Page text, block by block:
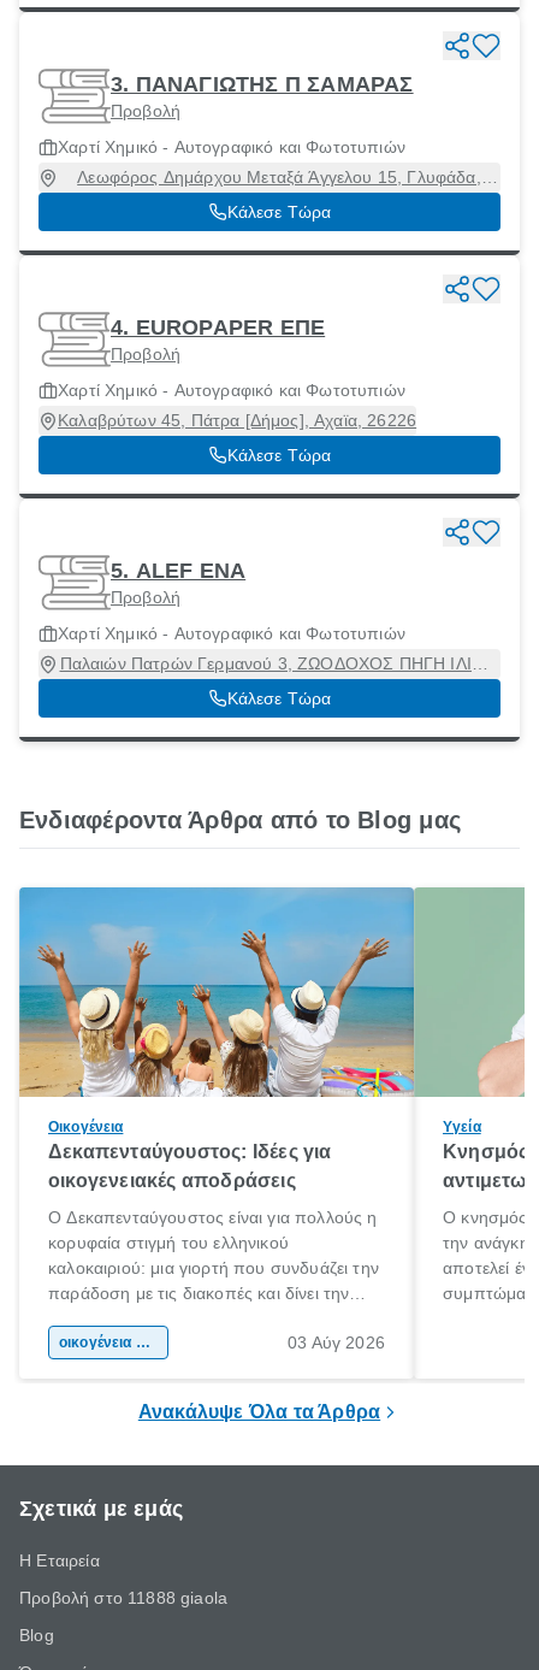
3. ΠΑΝΑΓΙΩΤΗΣ Π ΣΑΜΑΡΑΣ
Προβολή
Χαρτί Χημικό - Αυτογραφικό και Φωτοτυπιών
Λεωφόρος Δημάρχου Μεταξά Άγγελου 15, Γλυφάδα,
Αττική, 16675
Κάλεσε Τώρα
4. EUROPAPER ΕΠΕ
Προβολή
Χαρτί Χημικό - Αυτογραφικό και Φωτοτυπιών
Καλαβρύτων 45, Πάτρα [Δήμος], Αχαϊα, 26226
Κάλεσε Τώρα
5. ALEF ΕΝΑ
Προβολή
Χαρτί Χημικό - Αυτογραφικό και Φωτοτυπιών
Παλαιών Πατρών Γερμανού 3, ΖΩΟΔΟΧΟΣ ΠΗΓΗ ΙΛΙΟΥ,
Ίλιον, Αττική, 13121
Κάλεσε Τώρα
Ενδιαφέροντα Άρθρα από το Blog μας
Οικογένεια
Δεκαπενταύγουστος: Ιδέες για
οικογενειακές αποδράσεις
Ο Δεκαπενταύγουστος είναι για πολλούς η
κορυφαία στιγμή του ελληνικού
καλοκαιριού: μια γιορτή που συνδυάζει την
παράδοση με τις διακοπές και δίνει την
χώρας. Είτε πρόκειται για λίγες μέρες
οικογένεια & παιδί 03 Αύγ 2026
Υγεία
Κνησμός:
Ο κνησμός
την ανάγκη
αποτελεί
Ανακάλυψε Όλα τα Άρθρα
Σχετικά με εμάς
Η Εταιρεία
Προβολή στο 11888 giaola
Blog